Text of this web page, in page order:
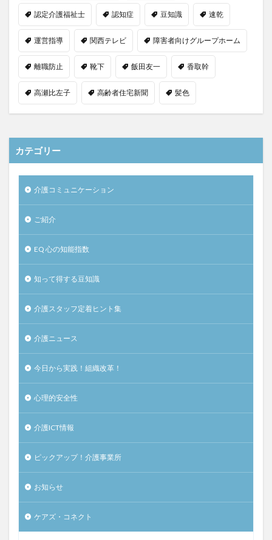
認定介護福祉士 認知症 豆知識 速乾
運営指導 関西テレビ 障害者向けグループホーム
離職防止 靴下 飯田友一 香取幹
高瀬比左子 高齢者住宅新聞 髪色
カテゴリー
介護コミュニケーション
ご紹介
EQ 心の知能指数
知って得する豆知識
介護スタッフ定着ヒント集
介護ニュース
今日から実践！組織改革！
心理的安全性
介護ICT情報
ピックアップ！介護事業所
お知らせ
ケアズ・コネクト